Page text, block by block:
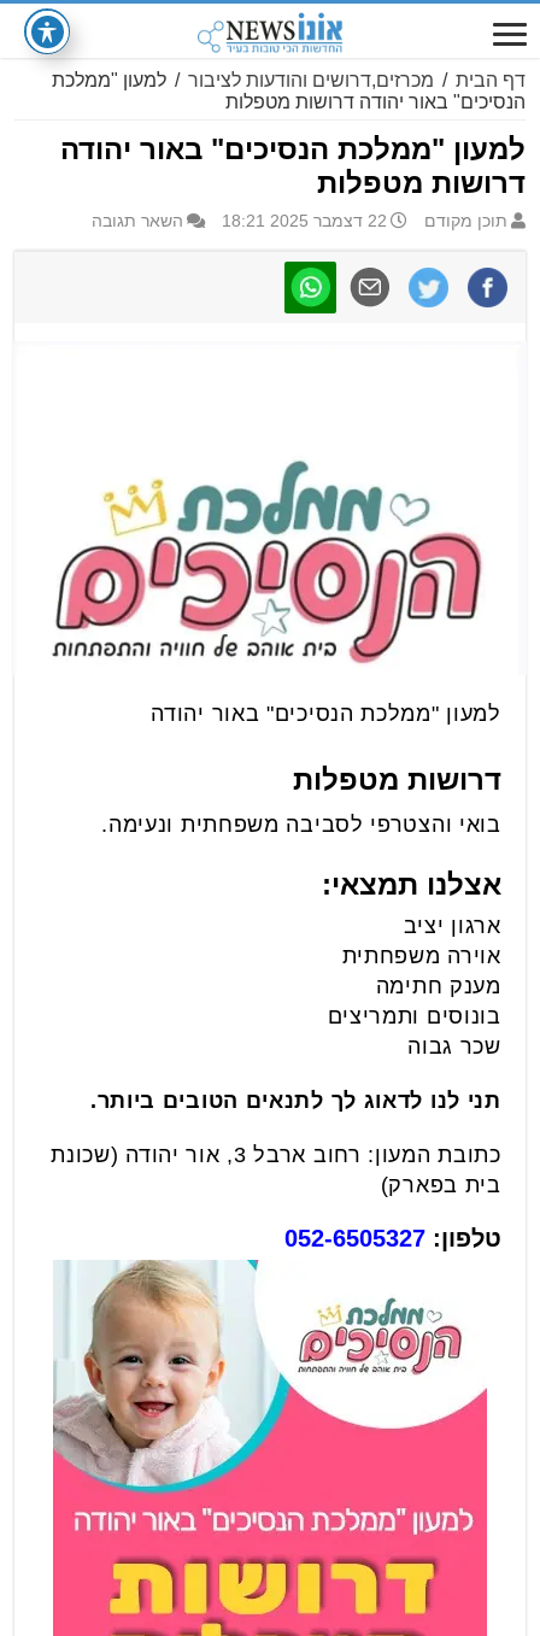
דף הבית / מכרזים,דרושים והודעות לציבור / למעון "ממלכת
הנסיכים" באור יהודה דרושות מטפלות
למעון "ממלכת הנסיכים" באור יהודה
דרושות מטפלות
תוכן מקודם 22 דצמבר 2025 18:21 השאר תגובה
למעון "ממלכת הנסיכים" באור יהודה
דרושות מטפלות
בואי והצטרפי לסביבה משפחתית ונעימה.
אצלנו תמצאי:
ארגון יציב
אוירה משפחתית
מענק חתימה
בונוסים ותמריצים
שכר גבוה
תני לנו לדאוג לך לתנאים הטובים ביותר.
כתובת המעון: רחוב ארבל 3, אור יהודה (שכונת
בית בפארק)
טלפון:052-6505327